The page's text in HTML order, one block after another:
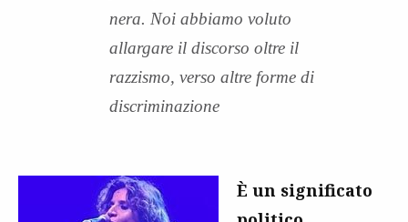
nera. Noi abbiamo voluto
allargare il discorso oltre il
razzismo, verso altre forme di
discriminazione
È un significato